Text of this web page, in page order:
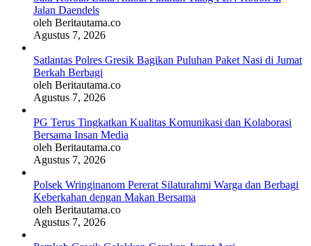
Jalan Daendels
oleh Beritautama.co
Agustus 7, 2026
Satlantas Polres Gresik Bagikan Puluhan Paket Nasi di Jumat
Berkah Berbagi
oleh Beritautama.co
Agustus 7, 2026
PG Terus Tingkatkan Kualitas Komunikasi dan Kolaborasi
Bersama Insan Media
oleh Beritautama.co
Agustus 7, 2026
Polsek Wringinanom Pererat Silaturahmi Warga dan Berbagi
Keberkahan dengan Makan Bersama
oleh Beritautama.co
Agustus 7, 2026